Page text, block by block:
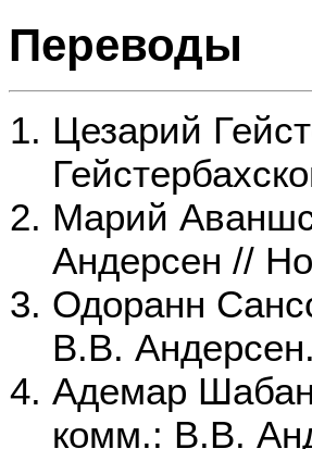
Переводы
Цезарий
Марий
Андерсен //
Одоранн
В.В.
Адемар
комм.: В.В.